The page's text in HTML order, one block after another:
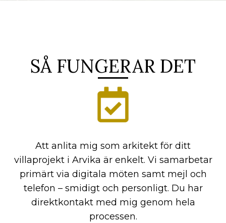
SÅ FUNGERAR DET
Att anlita mig som arkitekt för ditt
villaprojekt i Arvika är enkelt. Vi samarbetar
primärt via digitala möten samt mejl och
telefon – smidigt och personligt. Du har
direktkontakt med mig genom hela
processen.